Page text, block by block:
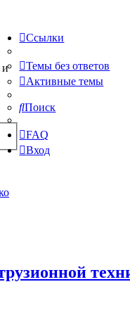
и
Ссылки
Темы без ответов
Активные темы
Поиск
FAQ
Вход